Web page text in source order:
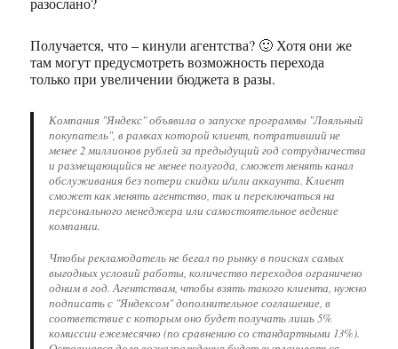
Получается, что – кинули агентства? 🙂 Хотя они же
там могут предусмотреть возможность перехода
только при увеличении бюджета в разы.
Компания "Яндекс" объявила о запуске программы "Лояльный
покупатель", в рамках которой клиент, потративший не
менее 2 миллионов рублей за предыдущий год сотрудничества
и размещающийся не менее полугода, сможет менять канал
обслуживания без потери скидки и/или аккаунта. Клиент
сможет как менять агентство, так и переключаться на
персонального менеджера или самостоятельное ведение
компании.
Чтобы рекламодатель не бегал по рынку в поисках самых
выгодных условий работы, количество переходов ограничено
одним в год. Агентствам, чтобы взять такого клиента, нужно
подписать с "Яндексом" дополнительное соглашение, в
соответствие с которым оно будет получать лишь 5%
комиссии ежемесячно (по сравнению со стандартными 13%).